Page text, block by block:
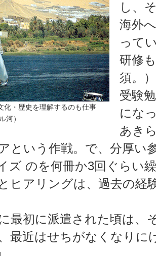
化・歴史を理解するのも仕事
河）
し、
海外
って
研修
須。）
受験
にな
あき
という作戦。で、分厚い
ズ のを何冊か3回ぐらい
ヒアリングは、過去の経
最初に派遣された頃は、
最近はせちがなくなりに